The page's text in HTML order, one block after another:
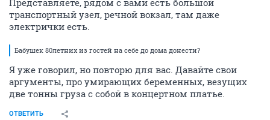
Представляете, рядом с вами есть большой
транспортный узел, речной вокзал, там даже
электрички есть.
Бабушек 80летних из гостей на себе до дома донести?
Я уже говорил, но повторю для вас. Давайте свои
аргументы, про умирающих беременных, везущих
две тонны груза с собой в концертном платье.
ОТВЕТИТЬ